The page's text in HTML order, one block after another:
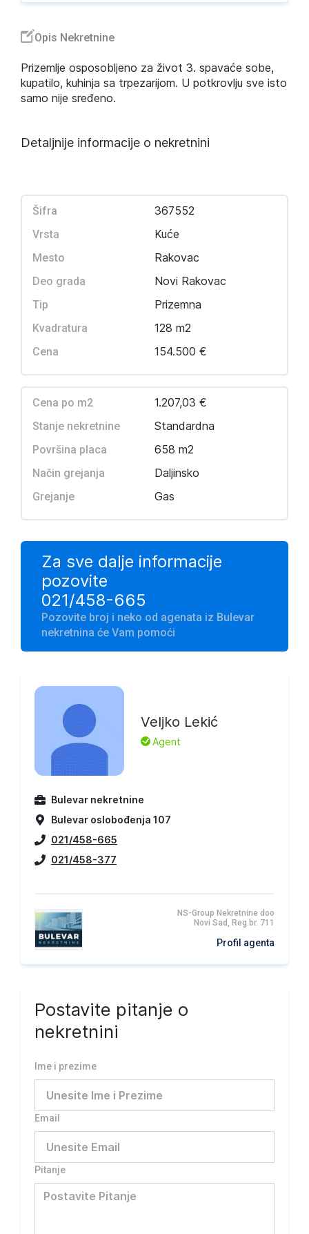
Opis Nekretnine
Prizemlje osposobljeno za život 3. spavaće sobe,
kupatilo, kuhinja sa trpezarijom. U potkrovlju sve isto
samo nije sređeno.
Detaljnije informacije o nekretnini
Šifra 367552
Vrsta Kuće
Mesto Rakovac
Deo grada Novi Rakovac
Tip Prizemna
Kvadratura 128 m2
Cena 154.500 €
Cena po m2 1.207,03 €
Stanje nekretnine Standardna
Površina placa 658 m2
Način grejanja Daljinsko
Grejanje Gas
Za sve dalje informacije
pozovite
021/458-665
Pozovite broj i neko od agenata iz Bulevar
nekretnina će Vam pomoći
Veljko Lekić
L Agent
Bulevar nekretnine
Bulevar oslobođenja 107
021/458-665
021/458-377
NS-Group Nekretnine doo
Novi Sad, Reg.br. 711
Profil agenta
Postavite pitanje o
nekretnini
Ime i prezime
Email
Pitanje